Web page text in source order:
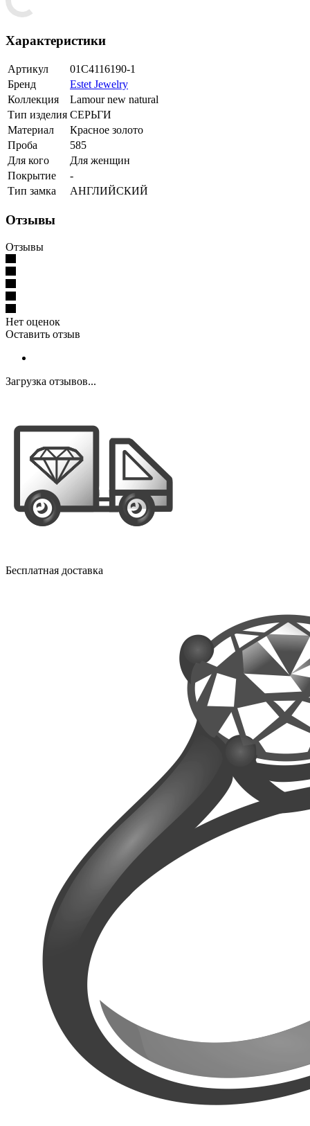
Характеристики
Артикул
01С4116190-1
Бренд
Estet Jewelry
Коллекция
Lamour new natural
Тип изделия СЕРЬГИ
Материал
Красное золото
Проба
585
Для кого
Для женщин
Покрытие
-
Тип замка
АНГЛИЙСКИЙ
Отзывы
Отзывы
Нет оценок
Оставить отзыв
Загрузка отзывов...
Бесплатная доставка